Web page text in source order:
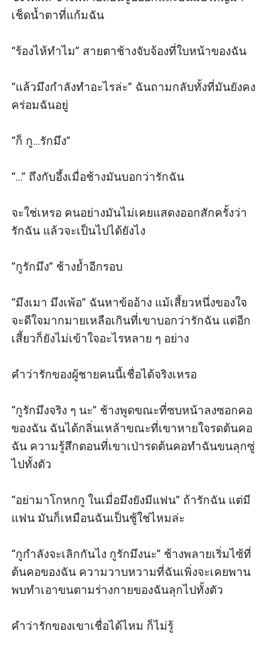
เช็ดน้ำตาที่แก้มฉัน
“ร้องไห้ทำไม” สายตาช้างจับจ้องที่ใบหน้าของฉัน
“แล้วมึงกำลังทำอะไรล่ะ” ฉันถามกลับทั้งที่มันยังคง
คร่อมฉันอยู่
“ก็ กู...รักมึง”
“...” ถึงกับอึ้งเมื่อช้างมันบอกว่ารักฉัน
จะใช่เหรอ คนอย่างมันไม่เคยแสดงออกสักครั้งว่า
รักฉัน แล้วจะเป็นไปได้ยังไง
“กูรักมึง” ช้างย้ำอีกรอบ
“มึงเมา มึงเพ้อ” ฉันหาข้ออ้าง แม้เสี้ยวหนึ่งของใจ
จะดีใจมากมายเหลือเกินที่เขาบอกว่ารักฉัน แต่อีก
เสี้ยวก็ยังไม่เข้าใจอะไรหลาย ๆ อย่าง
คำว่ารักของผู้ชายคนนี้เชื่อได้จริงเหรอ
“กูรักมึงจริง ๆ นะ” ช้างพูดขณะที่ซบหน้าลงซอกคอ
ของฉัน ฉันได้กลิ่นเหล้าขณะที่เขาหายใจรดต้นคอ
ฉัน ความรู้สึกตอนที่เขาเป่ารดต้นคอทำฉันขนลุกซู่
ไปทั้งตัว
“อย่ามาโกหกกู ในเมื่อมึงยังมีแฟน” ถ้ารักฉัน แต่มี
แฟน มันก็เหมือนฉันเป็นชู้ใช่ไหมล่ะ
“กูกำลังจะเลิกกันไง กูรักมึงนะ” ช้างพลายเริ่มไซ้ที่
ต้นคอของฉัน ความวาบหวามที่ฉันเพิ่งจะเคยพาน
พบทำเอาขนตามร่างกายของฉันลุกไปทั้งตัว
คำว่ารักของเขาเชื่อได้ไหม ก็ไม่รู้